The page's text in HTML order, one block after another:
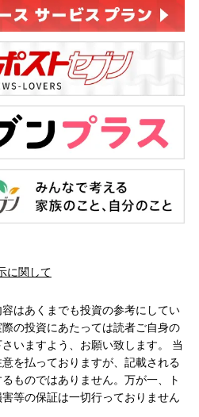
に関して
はあくまでも投資の参考にしてい
の投資にあたっては読者ご自身の
いますよう、お願い致します。 当
を払っておりますが、記載される
ものではありません。万が一、ト
等の保証は一切行っておりません